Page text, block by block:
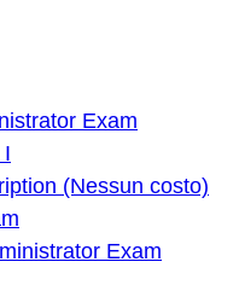
Exam
(Nessun costo)
Exam